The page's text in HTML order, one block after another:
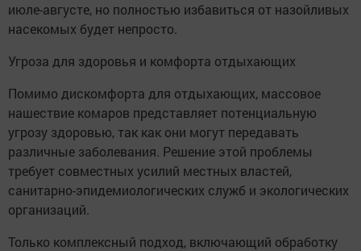
июле-августе, но полностью избавиться от назойливых
насекомых будет непросто.
Угроза для здоровья и комфорта отдыхающих
Помимо дискомфорта для отдыхающих, массовое
нашествие комаров представляет потенциальную
угрозу здоровью, так как они могут передавать
различные заболевания. Решение этой проблемы
требует совместных усилий местных властей,
санитарно-эпидемиологических служб и экологических
организаций.
Только комплексный подход, включающий обработку